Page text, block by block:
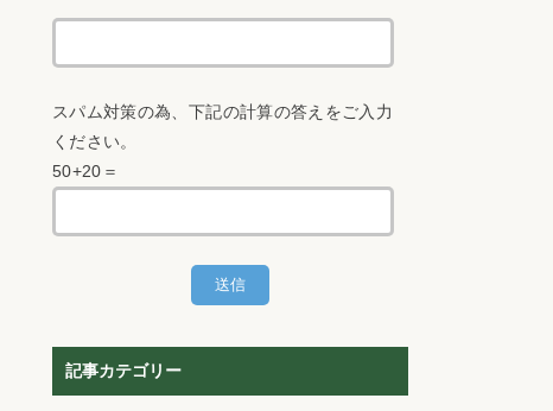
スパム対策の為、下記の計算の答えをご入力
ください。
50+20＝
記事カテゴリー